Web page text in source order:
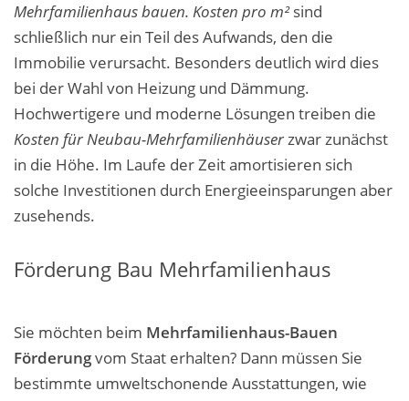
Mehrfamilienhaus bauen. Kosten pro m²sind
schließlich nur ein Teil des Aufwands, den die
Immobilie verursacht. Besonders deutlich wird dies
bei der Wahl von Heizung und Dämmung.
Hochwertigere und moderne Lösungen treiben die
Kosten für Neubau-Mehrfamilienhäuserzwar zunächst
in die Höhe. Im Laufe der Zeit amortisieren sich
solche Investitionen durch Energieeinsparungen aber
zusehends.
Förderung Bau Mehrfamilienhaus
Sie möchten beim Mehrfamilienhaus-Bauen
Förderungvom Staat erhalten? Dann müssen Sie
bestimmte umweltschonende Ausstattungen, wie